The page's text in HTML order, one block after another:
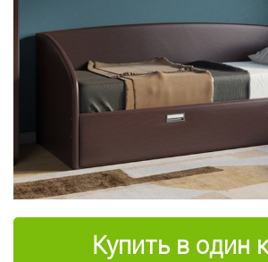
Купить в один